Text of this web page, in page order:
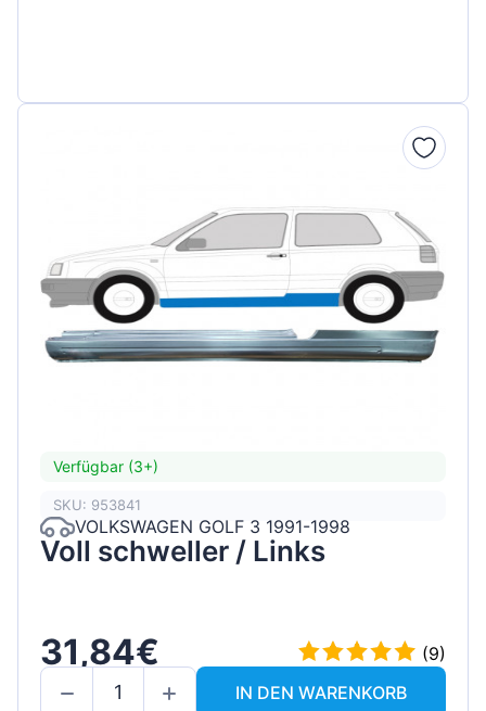
Verfügbar (3+)
SKU: 953841
VOLKSWAGEN GOLF 3 1991-1998
Voll schweller / Links
31,84€
(9)
IN DEN WARENKORB